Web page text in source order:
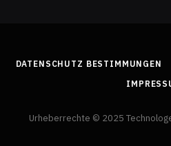
DATENSCHUTZ BESTIMMUNGEN
Urheberrechte © 2025